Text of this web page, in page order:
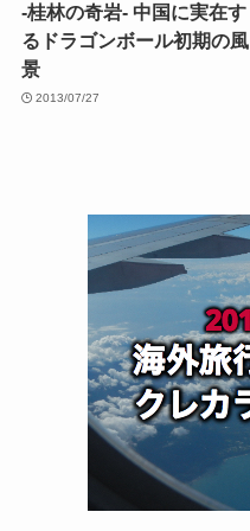
-桂林の奇岩- 中国に実在す
るドラゴンボール初期の風
景
2013/07/27